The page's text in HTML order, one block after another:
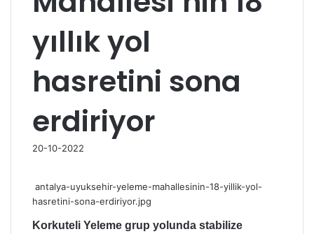
yıllık yol
hasretini sona
erdiriyor
20-10-2022
antalya-uyuksehir-yeleme-mahallesinin-18-yillik-yol-
hasretini-sona-erdiriyor.jpg
Korkuteli Yeleme grup yolunda stabilize